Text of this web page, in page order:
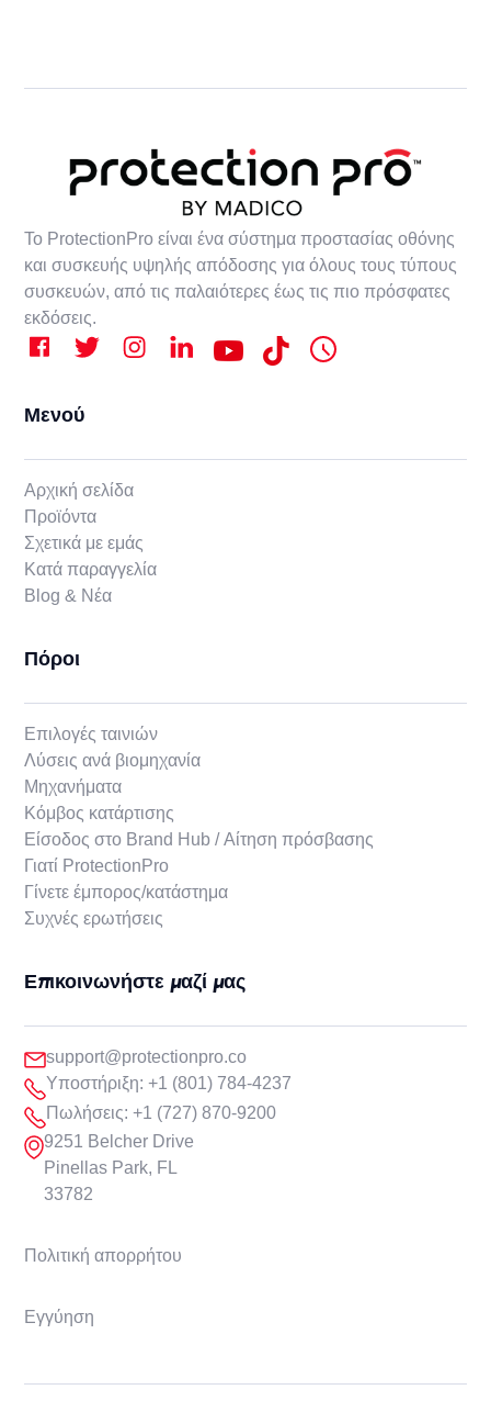
Το ProtectionPro είναι ένα σύστημα προστασίας οθόνης
και συσκευής υψηλής απόδοσης για όλους τους τύπους
συσκευών, από τις παλαιότερες έως τις πιο πρόσφατες
εκδόσεις.
Μενού
Αρχική σελίδα
Προϊόντα
Σχετικά με εμάς
Κατά παραγγελία
Blog & Νέα
Πόροι
Επιλογές ταινιών
Λύσεις ανά βιομηχανία
Μηχανήματα
Κόμβος κατάρτισης
Είσοδος στο Brand Hub / Αίτηση πρόσβασης
Γιατί ProtectionPro
Γίνετε έμπορος/κατάστημα
Συχνές ερωτήσεις
Επικοινωνήστε μαζί μας
support@protectionpro.co
Υποστήριξη: +1 (801) 784-4237
Πωλήσεις: +1 (727) 870-9200
9251 Belcher Drive
Pinellas Park, FL
33782
Πολιτική απορρήτου
Εγγύηση